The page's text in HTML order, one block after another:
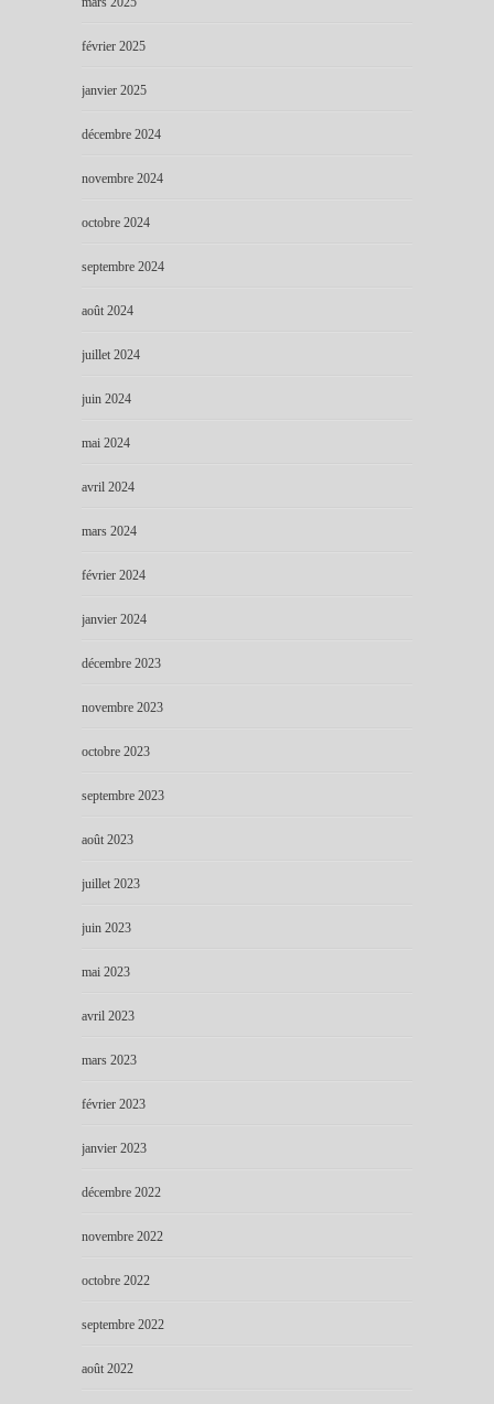
février 2025
janvier 2025
décembre 2024
novembre 2024
octobre 2024
septembre 2024
août 2024
juillet 2024
juin 2024
mai 2024
avril 2024
mars 2024
février 2024
janvier 2024
décembre 2023
novembre 2023
octobre 2023
septembre 2023
août 2023
juillet 2023
juin 2023
mai 2023
avril 2023
mars 2023
février 2023
janvier 2023
décembre 2022
novembre 2022
octobre 2022
septembre 2022
août 2022